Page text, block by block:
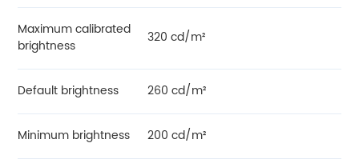
Maximum calibrated
brightness
320 cd/m²
Default brightness 260 cd/m²
Minimum brightness 200 cd/m²